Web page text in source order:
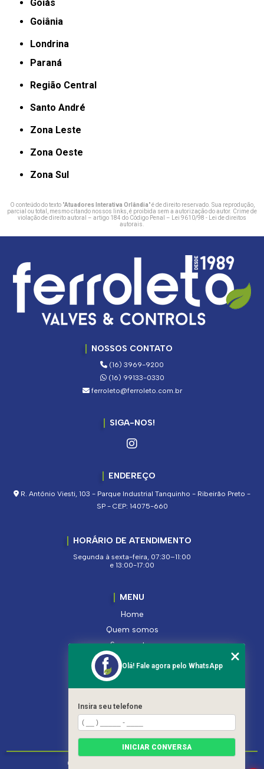
Goiás
Goiânia
Londrina
Paraná
Região Central
Santo André
Zona Leste
Zona Oeste
Zona Sul
O conteúdo do texto "Atuadores Interativa Orlândia" é de direito reservado. Sua reprodução,
parcial ou total, mesmo citando nossos links, é proibida sem a autorização do autor. Crime de
violação de direito autoral – artigo 184 do Código Penal –
Lei 9610/98 - Lei de direitos
autorais
NOSSOS CONTATO
(16) 3969-9200
(16) 99133-0330
ferroleto@ferroleto.com.br
SIGA-NOS!
ENDEREÇO
R. Antônio Viesti, 103 - Parque Industrial Tanquinho - Ribeirão Preto -
SP - CEP: 14075-660
HORÁRIO DE ATENDIMENTO
Segunda à sexta-feira, 07:30–11:00
e 13:00-17:00
MENU
Home
Quem somos
Segmentos
Serviços
Produtos
Contato
Categorias
Mapa do site
Copyright © Ferroleto. (Lei 9610 de 19/02/1998)
Olá! Fale agora pelo WhatsApp
Insira seu telefone
INICIAR CONVERSA